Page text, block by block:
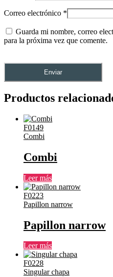
Correo electrónico *
Guarda mi nombre, correo
para la próxima vez que comente.
Productos
F0149
Combi
Combi
Leer más
F0223
Papillon narrow
Papillon narrow
Leer más
F0228
Singular chapa